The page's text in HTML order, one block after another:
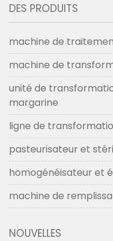
DES PRODUITS
machine de
machine de
unité de
margarine
ligne de
pasteurisateur et
homogénéisateur et
machine de
NOUVELLES